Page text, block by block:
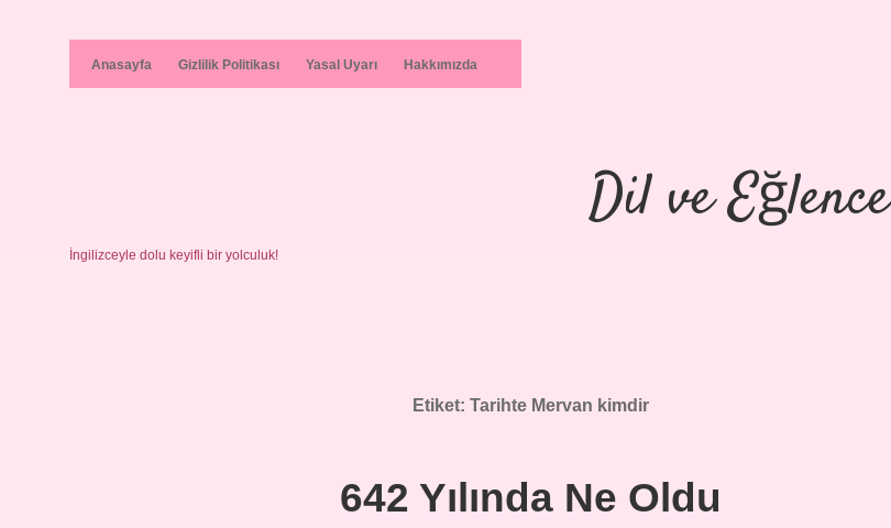
Anasayfa Gizlilik Politikası Yasal Uyarı Hakkımızda
Dil ve Eğlence
İngilizceyle dolu keyifli bir yolculuk!
Etiket:Tarihte Mervan kimdir
642 Yılında Ne Oldu